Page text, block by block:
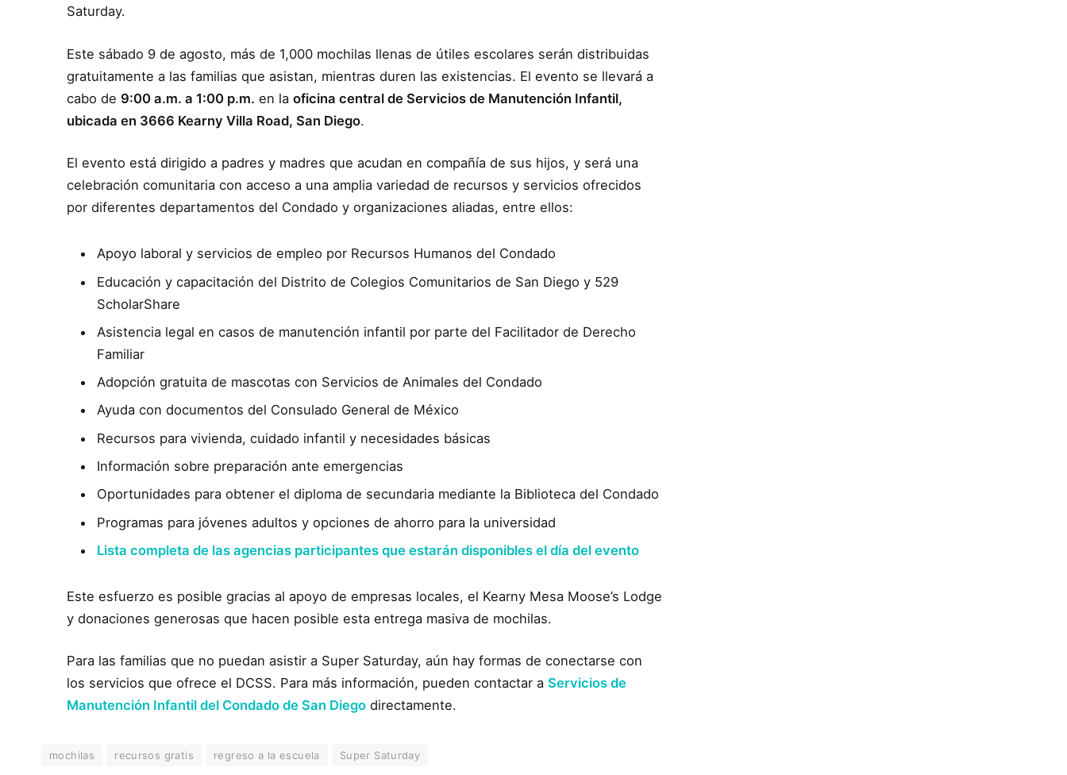
Saturday.
Este sábado 9 de agosto, más de 1,000 mochilas llenas de útiles escolares serán distribuidas
gratuitamente a las familias que asistan, mientras duren las existencias. El evento se llevará a
cabo de 9:00 a.m. a 1:00 p.m. en laoficina central de Servicios de Manutención Infantil,
ubicada en 3666 Kearny Villa Road, San Diego.
El evento está dirigido a padres y madres que acudan en compañía de sus hijos, y será una
celebración comunitaria con acceso a una amplia variedad de recursos y servicios ofrecidos
por diferentes departamentos del Condado y organizaciones aliadas, entre ellos:
Apoyo laboral y servicios de empleo por Recursos Humanos del Condado
Educación y capacitación del Distrito de Colegios Comunitarios de San Diego y 529
ScholarShare
Asistencia legal en casos de manutención infantil por parte del Facilitador de Derecho
Familiar
Adopción gratuita de mascotas con Servicios de Animales del Condado
Ayuda con documentos del Consulado General de México
Recursos para vivienda, cuidado infantil y necesidades básicas
Información sobre preparación ante emergencias
Oportunidades para obtener el diploma de secundaria mediante la Biblioteca del Condado
Programas para jóvenes adultos y opciones de ahorro para la universidad
Lista completa de las agencias participantes que estarán disponibles el día del evento
Este esfuerzo es posible gracias al apoyo de empresas locales, el Kearny Mesa Moose’s Lodge
y donaciones generosas que hacen posible esta entrega masiva de mochilas.
Para las familias que no puedan asistir a Super Saturday, aún hay formas de conectarse con
los servicios que ofrece el DCSS. Para más información, pueden contactar aServicios de
Manutención Infantil del Condado de San Diego directamente.
mochilas recursos gratis regreso a la escuela Super Saturday